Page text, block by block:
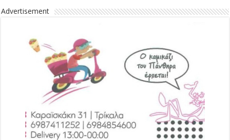
Advertisement